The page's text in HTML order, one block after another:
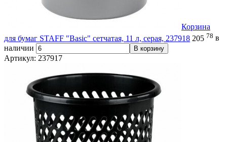
Корзина
для бумаг STAFF "Basic" сетчатая, 11 л, серая, 237918 205 78 в
наличии
В корзину
Артикул: 237917